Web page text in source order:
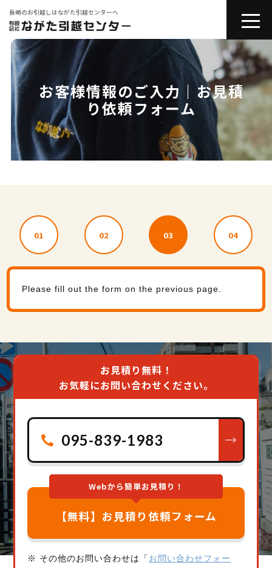
長崎のお引越しはながた引越センターへ
toggle
会社紹介
お引越しサービス
その他サービス
コラム
お問い合わせ
お気軽にお問い合わせください。
095-839-1983
Webから簡単お見積り！
【無料】お見積り依頼フォーム
※ その他のお問い合わせは「お問い合わせフォー
お客様情報のご入力｜お見積
り依頼フォーム
01 02 03 04
Please fill out the form on the previous page.
お見積り無料！
お気軽にお問い合わせください。
095-839-1983
Webから簡単お見積り！
【無料】お見積り依頼フォーム
※ その他のお問い合わせは「 お問い合わせフォー